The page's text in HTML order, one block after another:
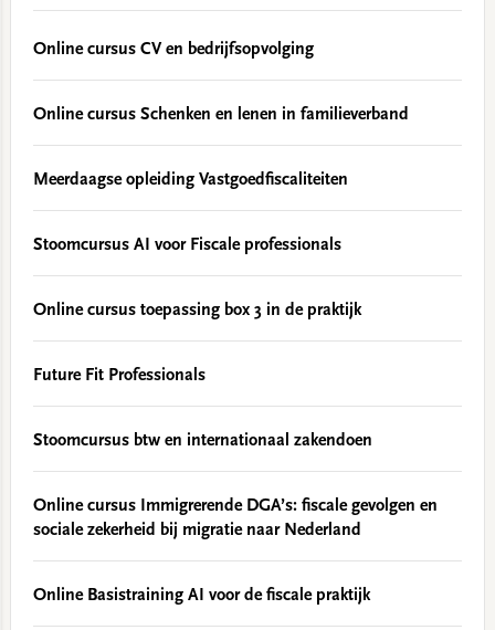
Online cursus CV en bedrijfsopvolging
Online cursus Schenken en lenen in familieverband
Meerdaagse opleiding Vastgoedfiscaliteiten
Stoomcursus AI voor Fiscale professionals
Online cursus toepassing box 3 in de praktijk
Future Fit Professionals
Stoomcursus btw en internationaal zakendoen
Online cursus Immigrerende DGA’s: fiscale gevolgen en
sociale zekerheid bij migratie naar Nederland
Online Basistraining AI voor de fiscale praktijk